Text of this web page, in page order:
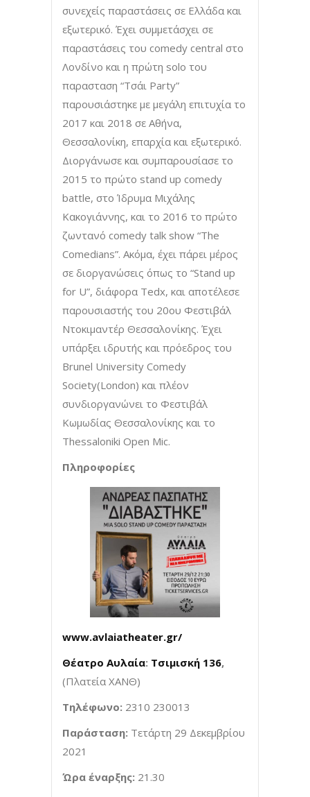
συνεχείς παραστάσεις σε Ελλάδα και
εξωτερικό. Έχει συμμετάσχει σε
παραστάσεις του comedy central στο
Λονδίνο και η πρώτη solo του
παρασταση “Τσάι Party”
παρουσιάστηκε με μεγάλη επιτυχία το
2017 και 2018 σε Αθήνα,
Θεσσαλονίκη, επαρχία και εξωτερικό.
Διοργάνωσε και συμπαρουσίασε το
2015 το πρώτο stand up comedy
battle, στο Ίδρυμα Μιχάλης
Κακογιάννης, και το 2016 το πρώτο
ζωντανό comedy talk show “The
Comedians”. Ακόμα, έχει πάρει μέρος
σε διοργανώσεις όπως το “Stand up
for U”, διάφορα Tedx, και αποτέλεσε
παρουσιαστής του 20ου Φεστιβάλ
Ντοκιμαντέρ Θεσσαλονίκης. Έχει
υπάρξει ιδρυτής και πρόεδρος του
Brunel University Comedy
Society(London) και πλέον
συνδιοργανώνει το Φεστιβάλ
Κωμωδίας Θεσσαλονίκης και το
Thessaloniki Open Mic.
Πληροφορίες
www.avlaiatheater.gr/
Θέατρο Αυλαία: Τσιμισκή 136,
(Πλατεία ΧΑΝΘ)
Τηλέφωνο: 2310 230013
Παράσταση: Τετάρτη 29 Δεκεμβρίου
2021
Ώρα έναρξης: 21.30